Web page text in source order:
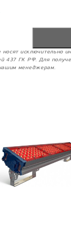
носят исключительно
437 ГК РФ. Для
менеджерам.